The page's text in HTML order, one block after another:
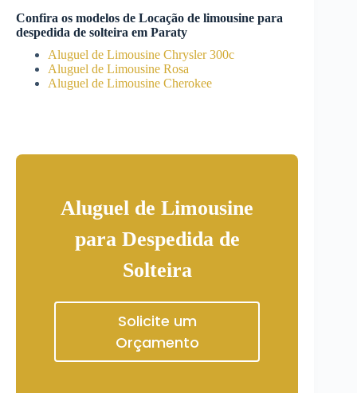
Confira os modelos de Locação de limousine para
despedida de solteira em Paraty
Aluguel de Limousine Chrysler 300c
Aluguel de Limousine Rosa
Aluguel de Limousine Cherokee
Aluguel de Limousine
para Despedida de
Solteira
Solicite um
Orçamento